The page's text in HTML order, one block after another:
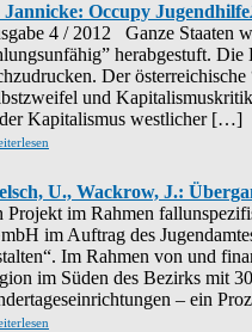
Occupy Jugendhilfe
4 / 2012 Ganze Staaten
herabgestuft.
Der
und
Kapitalismus westlicher […]
U., Wackrow, J.:
Projekt im Rahmen
im Auftrag des
Im Rahmen von und
im Süden des Bezirks mit
– ein